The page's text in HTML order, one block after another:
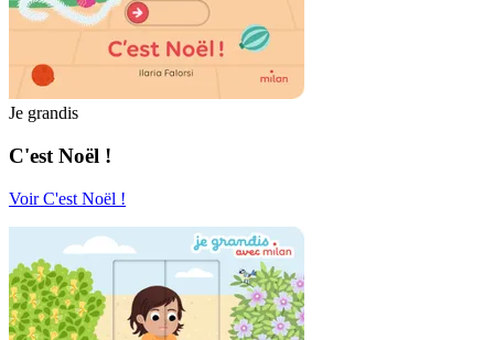
Je grandis
C'est Noël !
Voir C'est Noël !